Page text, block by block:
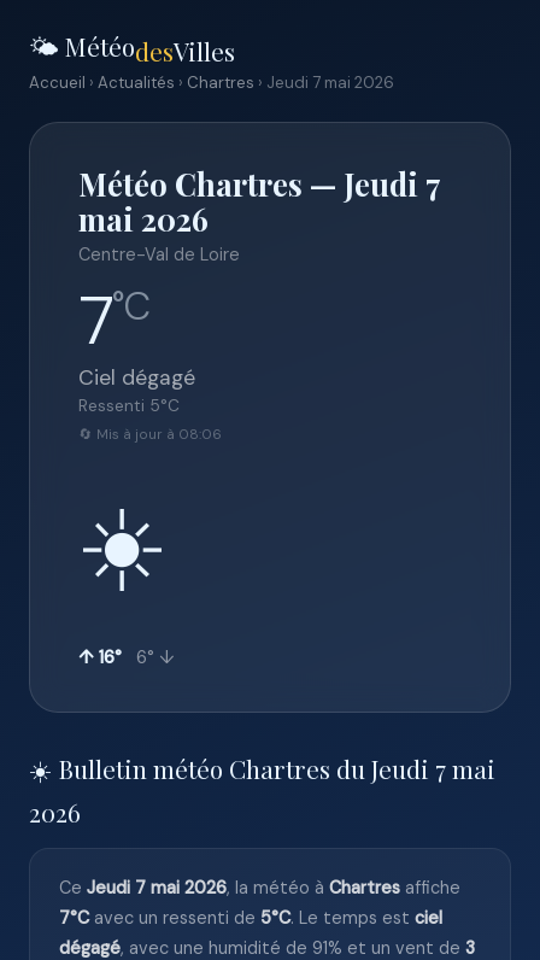
🌤️ MétéodesVilles
Accueil › Actualités › Chartres › Jeudi 7 mai 2026
Météo Chartres — Jeudi 7
mai 2026
Centre-Val de Loire
7°C
Ciel dégagé
Ressenti 5°C
🔄 Mis à jour à 08:06
☀️
↑ 16° 6° ↓
☀️ Bulletin météo Chartres du Jeudi 7 mai
2026
Ce Jeudi 7 mai 2026, la météo à Chartres affiche
7°Cavec un ressenti de 5°C. Le temps est ciel
dégagé, avec une humidité de 91% et un vent de 3